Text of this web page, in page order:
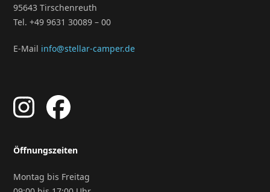
95643 Tirschenreuth
Tel. +49 9631 30089 – 00
E-Mail info@stellar-camper.de
Öffnungszeiten
Montag bis Freitag